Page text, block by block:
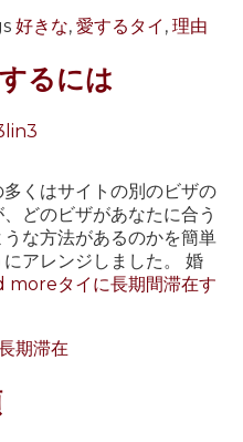
好きな, 愛するタイ , 理由
るには
くはサイトの別のビザの
どのビザがあなたに合う
な方法があるのかを簡単
アレンジしました。 婚
moreタイに長期間滞在す
期滞在